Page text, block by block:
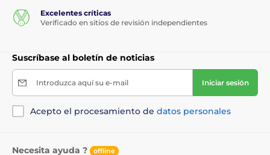
Excelentes críticas
Verificado en sitios de revisión independientes
Suscríbase al boletín de noticias
Introduzca aquí su e-mail Iniciar sesión
Acepto el procesamiento de datos personales
Necesita ayuda ? offline